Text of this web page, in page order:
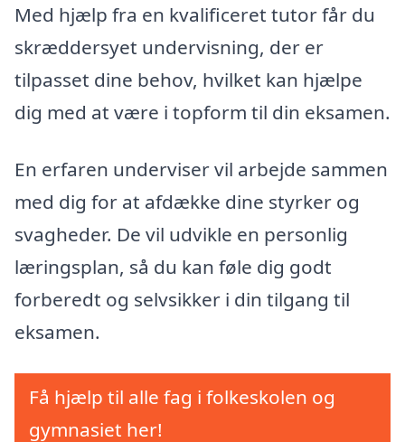
Med hjælp fra en kvalificeret tutor får du
skræddersyet undervisning, der er
tilpasset dine behov, hvilket kan hjælpe
dig med at være i topform til din eksamen.
En erfaren underviser vil arbejde sammen
med dig for at afdække dine styrker og
svagheder. De vil udvikle en personlig
læringsplan, så du kan føle dig godt
forberedt og selvsikker i din tilgang til
eksamen.
Få hjælp til alle fag i folkeskolen og
gymnasiet her!